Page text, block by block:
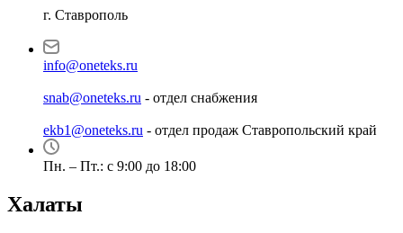
г. Ставрополь
info@oneteks.ru
snab@oneteks.ru - отдел снабжения
ekb1@oneteks.ru - отдел продаж Ставропольский край
Пн. – Пт.: с 9:00 до 18:00
Халаты